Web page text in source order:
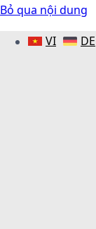
Bỏ qua nội dung
VI
DE